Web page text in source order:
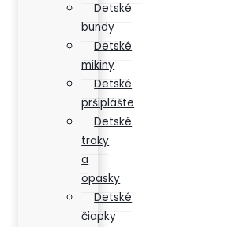
Detské
bundy
Detské
mikiny
Detské
pršiplášte
Detské
traky
a
opasky
Detské
čiapky